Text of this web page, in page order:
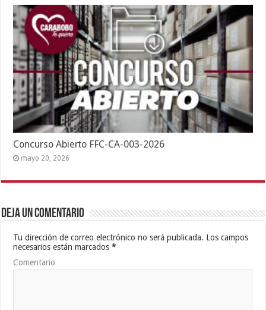
Concurso Abierto FFC-CA-003-2026
mayo 20, 2026
Deja un comentario
Tu dirección de correo electrónico no será publicada. Los campos
necesarios están marcados*
Comentario